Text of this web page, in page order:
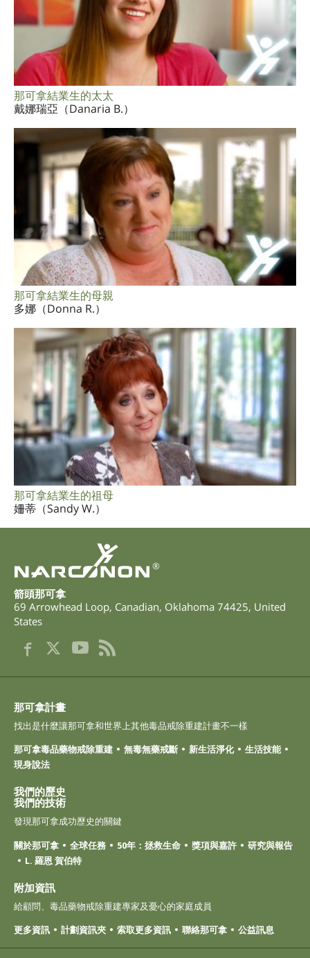
那可拿結業生的太太
戴娜瑞亞（Danaria B.）
那可拿結業生的母親
多娜（Donna R.）
那可拿結業生的祖母
姍蒂（Sandy W.）
®
箭頭那可拿
69 Arrowhead Loop, Canadian, Oklahoma 74425, United
States
那可拿計畫
找出是什麼讓那可拿和世界上其他毒品戒除重建計畫不一樣
那可拿毒品藥物戒除重建
無毒無藥戒斷 新生活淨化
生活技能
現身說法
我們的歷史
我們的技術
發現那可拿成功歷史的關鍵
關於那可拿
全球任務 50年：拯救生命 獎項與嘉許
研究與報告
L. 羅恩 賀伯特
附加資訊
給顧問、毒品藥物戒除重建專家及憂心的家庭成員
更多資訊
計劃資訊夾 索取更多資訊 聯絡那可拿 公益訊息